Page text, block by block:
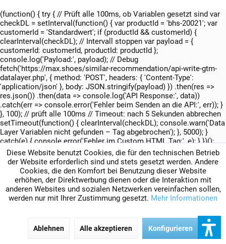
Diese Website benutzt Cookies, die für den technischen Betrieb
der Website erforderlich sind und stets gesetzt werden. Andere
Cookies, die den Komfort bei Benutzung dieser Website
erhöhen, der Direktwerbung dienen oder die Interaktion mit
anderen Websites und sozialen Netzwerken vereinfachen sollen,
werden nur mit Ihrer Zustimmung gesetzt. Mehr Informationen
Ablehnen Alle akzeptieren Konfigurieren
(function() { try { // Prüft alle 100ms, ob Variablen gesetzt sind var
checkDL = setInterval(function() { var productId = 'bhs-20021'; var
customerId = 'Standardwert'; if (productId && customerId) {
clearInterval(checkDL); // Intervall stoppen var payload = {
customerId: customerId, productId: productId };
console.log('Payload:', payload); // Debug
fetch('https://max.shoes/similar-recommendation/api-write-gtm-
datalayer.php', { method: 'POST', headers: { 'Content-Type':
'application/json' }, body: JSON.stringify(payload) }) .then(res =>
res.json()) .then(data => console.log('API Response:', data))
.catch(err => console.error('Fehler beim Senden an die API:', err)); }
}, 100); // prüft alle 100ms // Timeout: nach 5 Sekunden abbrechen
setTimeout(function() { clearInterval(checkDL); console.warn('Data
Layer Variablen nicht gefunden – Tag abgebrochen'); }, 5000); }
catch(e) { console.error('Fehler im Custom HTML Tag:', e); } })();